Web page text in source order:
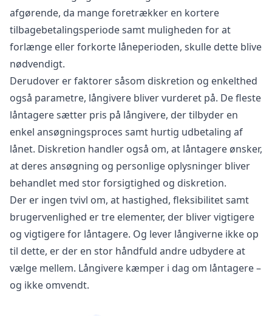
afgørende, da mange foretrækker en kortere
tilbagebetalingsperiode samt muligheden for at
forlænge eller forkorte låneperioden, skulle dette blive
nødvendigt.
Derudover er faktorer såsom diskretion og enkelthed
også parametre, långivere bliver vurderet på. De fleste
låntagere sætter pris på långivere, der tilbyder en
enkel ansøgningsproces samt hurtig udbetaling af
lånet. Diskretion handler også om, at låntagere ønsker,
at deres ansøgning og personlige oplysninger bliver
behandlet med stor forsigtighed og diskretion.
Der er ingen tvivl om, at hastighed, fleksibilitet samt
brugervenlighed er tre elementer, der bliver vigtigere
og vigtigere for låntagere. Og lever långiverne ikke op
til dette, er der en stor håndfuld andre udbydere at
vælge mellem. Långivere kæmper i dag om låntagere –
og ikke omvendt.